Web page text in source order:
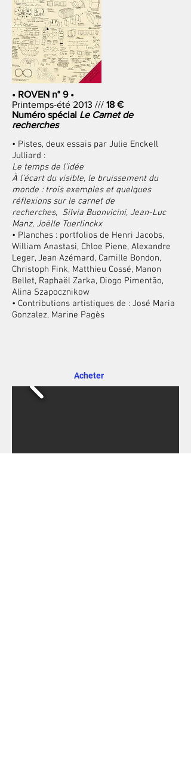
• ROVEN n° 9 •
Printemps-été 2013 /// 18 €
Numéro spécial Le Carnet de
recherches
• Pistes, deux essais par Julie Enckell
Julliard :
Le temps de l’idée
À l’écart du visible, le bruissement du
monde : trois exemples et quelques
réflexions sur le carnet de
recherches, Silvia Buonvicini, Jean-Luc
Manz, Joëlle Tuerlinckx
• Planches : portfolios de Henri Jacobs,
William Anastasi, Chloe Piene, Alexandre
Leger, Jean Azémard, Camille Bondon,
Christoph Fink, Matthieu Cossé, Manon
Bellet, Raphaël Zarka, Diogo Pimentão,
Alina Szapocznikow
• Contributions artistiques de : José Maria
Gonzalez, Marine Pagès
Acheter